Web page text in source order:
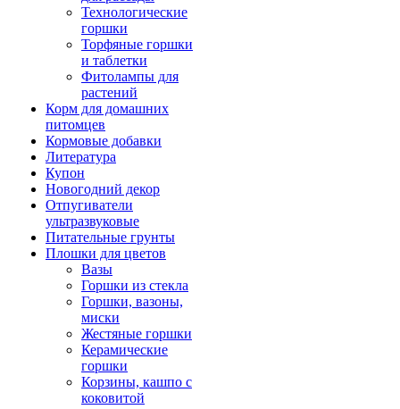
Технологические
горшки
Торфяные горшки
и таблетки
Фитолампы для
растений
Корм для домашних
питомцев
Кормовые добавки
Литература
Купон
Новогодний декор
Отпугиватели
ультразвуковые
Питательные грунты
Плошки для цветов
Вазы
Горшки из стекла
Горшки, вазоны,
миски
Жестяные горшки
Керамические
горшки
Корзины, кашпо с
коковитой